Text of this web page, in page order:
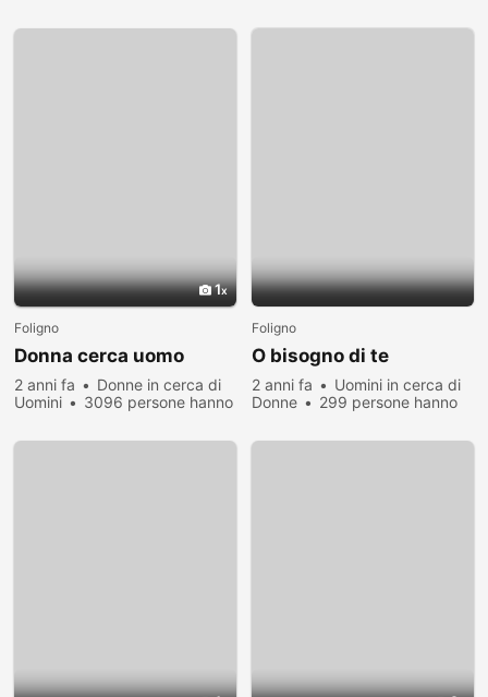
1
Foligno
Donna cerca uomo
2 anni fa
Donne in cerca di
Uomini
3096 persone hanno
Foligno
O bisogno di te
2 anni fa
Uomini in cerca di
Donne
299 persone hanno